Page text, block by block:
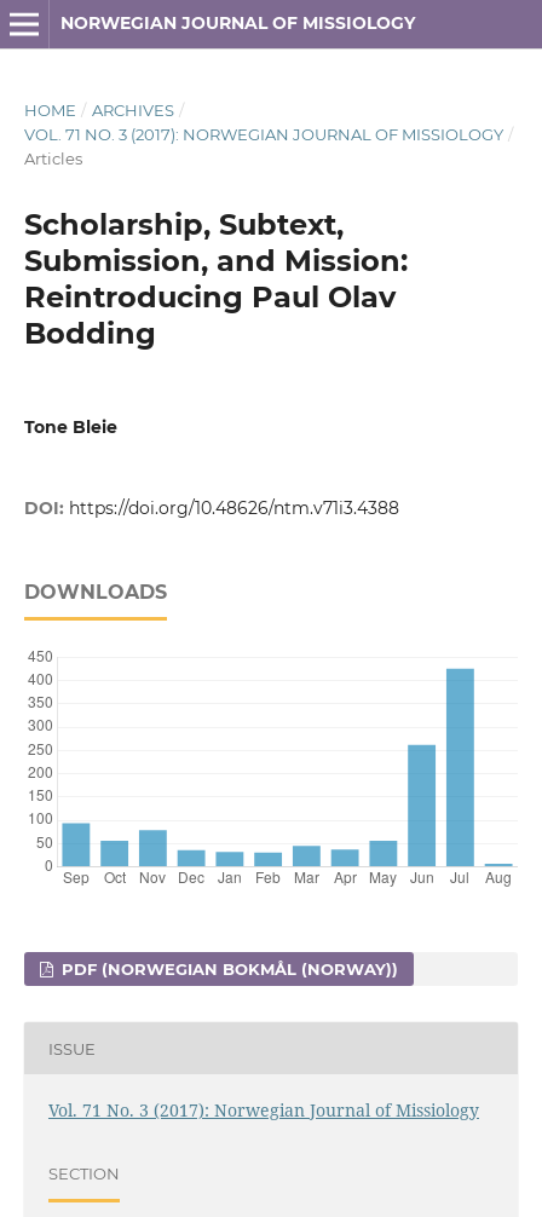
NORWEGIAN JOURNAL OF MISSIOLOGY
HOME / ARCHIVES /
VOL. 71 NO. 3 (2017): NORWEGIAN JOURNAL OF MISSIOLOGY /
Articles
Scholarship, Subtext,
Submission, and Mission:
Reintroducing Paul Olav
Bodding
Tone Bleie
DOI: https://doi.org/10.48626/ntm.v71i3.4388
DOWNLOADS
PDF (NORWEGIAN BOKMÅL (NORWAY))
ISSUE
Vol. 71 No. 3 (2017): Norwegian Journal of Missiology
SECTION